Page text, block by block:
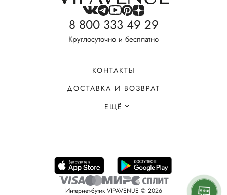
8 800 333 49 29
Круглосуточно и бесплатно
КОНТАКТЫ
ДОСТАВКА И ВОЗВРАТ
ЕЩЁ
Интернет-бутик VIPAVENUE © 2026